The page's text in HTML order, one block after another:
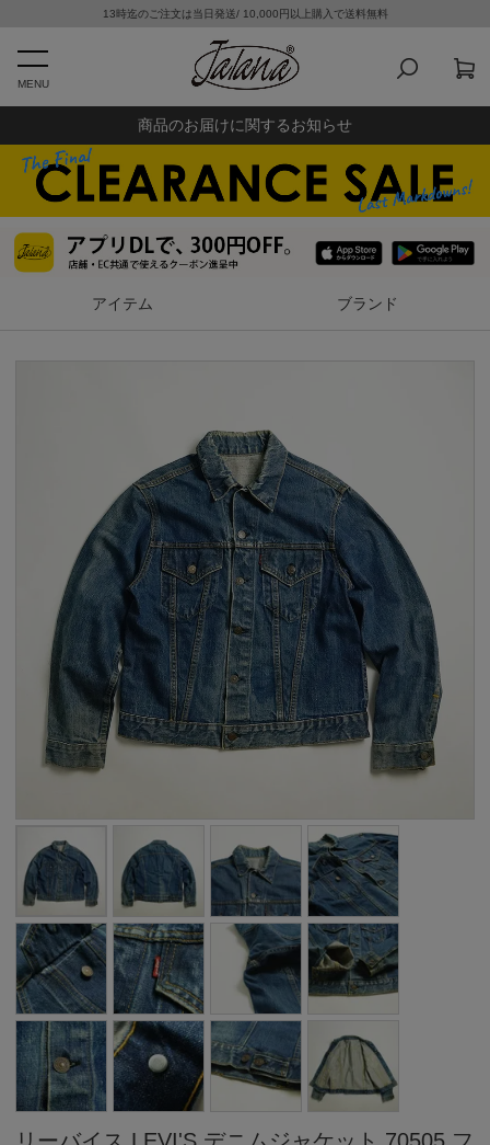
13時迄のご注文は当日発送/ 10,000円以上購入で送料無料
MENU
商品のお届けに関するお知らせ
アイテム ブランド